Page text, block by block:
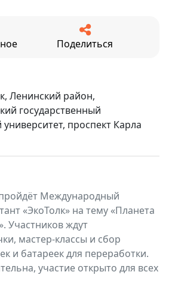
Поделиться
Ленинский район,
государственный
университет, проспект Карла
Международный
«ЭкоТолк» на тему «Планета
ждут
мастер-классы и сбор
и батареек для переработки.
участие открыто для всех